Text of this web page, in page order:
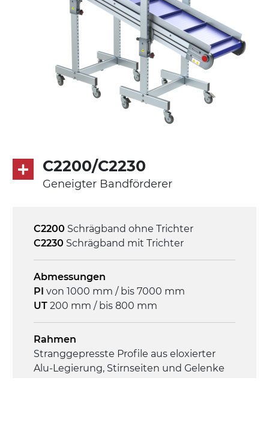
Förderfläche
mit Gliedern aus PP Oberfläche blau
Mehrfachspannung 230/400Vac-50Hz-
3Ph
Überlastungsschutz
C2200/C2230
Geneigter Bandförderer
C2200 Schrägband ohne Trichter
C2230 Schrägband mit Trichter
Abmessungen
PI von 1000 mm / bis 7000 mm
UT 200 mm / bis 800 mm
Rahmen
Stranggepresste Profile aus eloxierter
Alu-Legierung, Stirnseiten und Gelenke